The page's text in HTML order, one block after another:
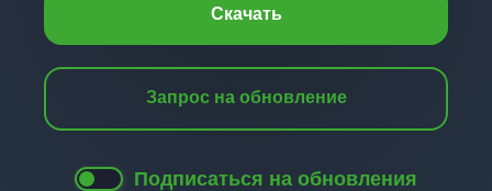
Скачать
Запрос на обновление
Подписаться на обновления